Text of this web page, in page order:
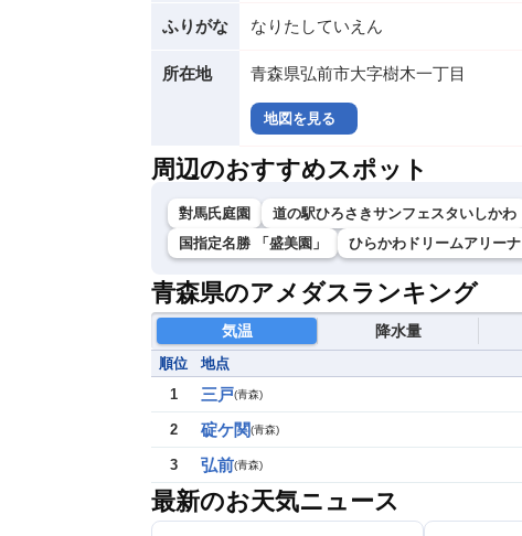
ふりがな なりたしていえん
所在地 青森県弘前市大字樹木一丁目
地図を見る
周辺のおすすめスポット
對馬氏庭園 道の駅ひろさきサンフェスタいしかわ
国指定名勝 「盛美園」
ひらかわドリームアリーナ
青森県のアメダスランキング
気温 降水量
順位 地点
1
三戸(青森)
2 碇ケ関(青森)
3 弘前(青森)
最新のお天気ニュース